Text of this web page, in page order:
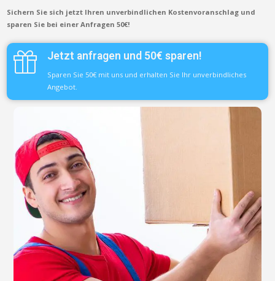
Sichern Sie sich jetzt Ihren unverbindlichen Kostenvoranschlag und
sparen Sie bei einer Anfragen 50€!
Jetzt anfragen und 50€ sparen!
Sparen Sie 50€ mit uns und erhalten Sie Ihr unverbindliches
Angebot.